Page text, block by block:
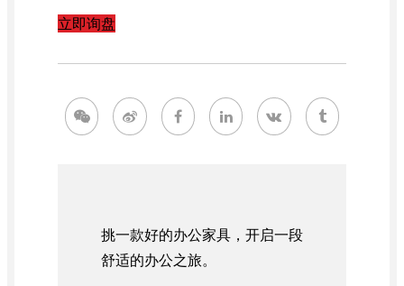
立即询盘
挑一款好的办公家具，开启一段
舒适的办公之旅。